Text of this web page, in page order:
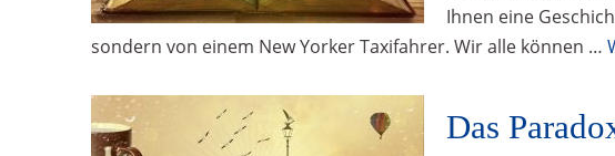
Ihnen eine
sondern von einem New Yorker Taxifahrer. Wir alle können …
Das